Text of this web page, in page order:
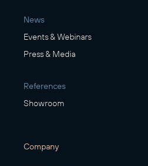
News
Events & Webinars
Press & Media
References
Showroom
Company